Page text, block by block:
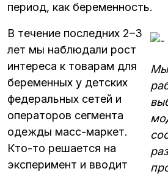
период, как беременность.
В течение последних 2–3
лет мы наблюдали рост
интереса к товарам для
беременных у детских
федеральных сетей и
операторов сегмента
одежды масс-маркет.
Кто-то решается на
эксперимент и вводит